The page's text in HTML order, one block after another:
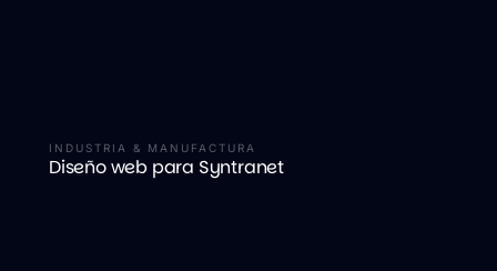
INDUSTRIA & MANUFACTURA
Diseño web para Syntranet